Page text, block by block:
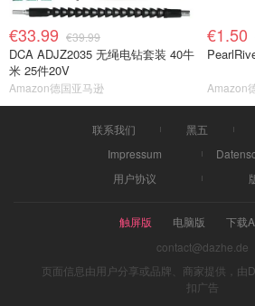
€33.99 €39.99
DCA ADJZ2035 无绳电钻套装 40牛
米 25件20V
Amazon德国亚马逊
€1.50
Amazon
联系我们 黑五
Impressum
用户协议
触屏版 电脑版
下载
contact@dazhe.de
页面信息由用户分享或品牌、商家提供，由
扣广告